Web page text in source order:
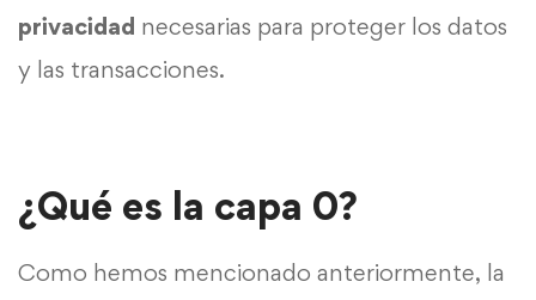
privacidad necesarias para proteger los datos
y las transacciones.
¿Qué es la capa 0?
Como hemos mencionado anteriormente, la